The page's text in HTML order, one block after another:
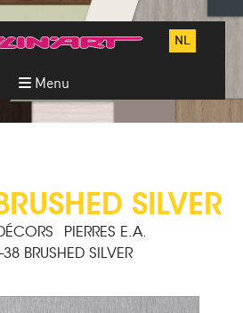
NL
Menu
SILVER
PIERRES E.A.
BRUSHED SILVER